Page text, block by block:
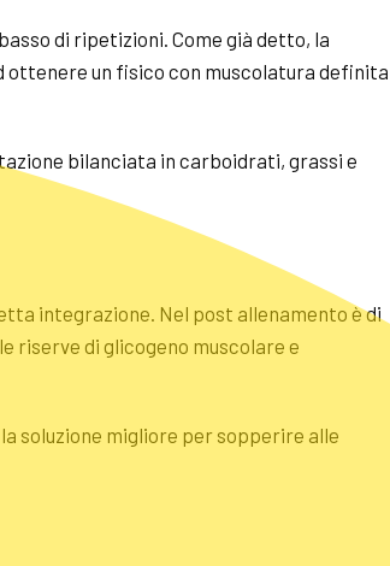
di ripetizioni. Come già detto, la
ottenere un fisico con muscolatura definita
bilanciata in carboidrati, grassi e
integrazione. Nel post allenamento è di
di glicogeno muscolare e
soluzione migliore per sopperire alle